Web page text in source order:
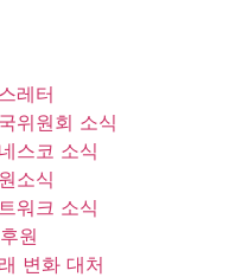
레터
위원회 소식
스코 소식
소식
워크 소식
원
변화 대처